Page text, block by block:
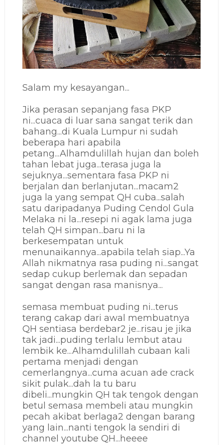
Salam my kesayangan...
Jika perasan sepanjang fasa PKP
ni...cuaca di luar sana sangat terik dan
bahang...di Kuala Lumpur ni sudah
beberapa hari apabila
petang...Alhamdulillah hujan dan boleh
tahan lebat juga...terasa juga la
sejuknya...sementara fasa PKP ni
berjalan dan berlanjutan...macam2
juga la yang sempat QH cuba...salah
satu daripadanya Puding Cendol Gula
Melaka ni la...resepi ni agak lama juga
telah QH simpan...baru ni la
berkesempatan untuk
menunaikannya...apabila telah siap...Ya
Allah nikmatnya rasa puding ni...sangat
sedap cukup berlemak dan sepadan
sangat dengan rasa manisnya...
semasa membuat puding ni...terus
terang cakap dari awal membuatnya
QH sentiasa berdebar2 je...risau je jika
tak jadi...puding terlalu lembut atau
lembik ke...Alhamdulillah cubaan kali
pertama menjadi dengan
cemerlangnya...cuma acuan ade crack
sikit pulak...dah la tu baru
dibeli...mungkin QH tak tengok dengan
betul semasa membeli atau mungkin
pecah akibat berlaga2 dengan barang
yang lain...nanti tengok la sendiri di
channel youtube QH...heeee